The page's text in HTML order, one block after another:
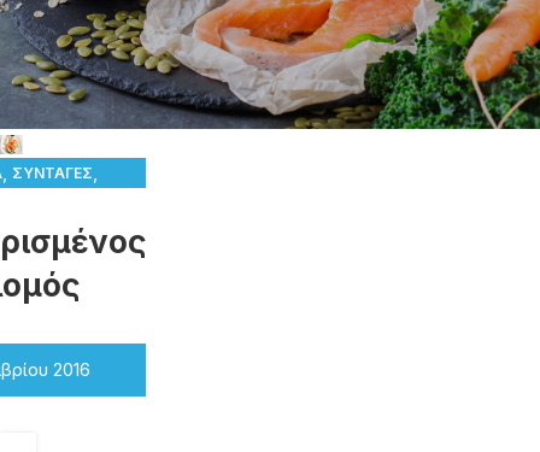
, ΣΥΝΤΑΓΈΣ,
2016